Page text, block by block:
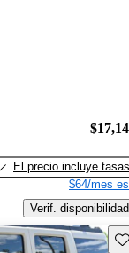
El precio incluye tasas
$64/mes
Verif. disponibilidad